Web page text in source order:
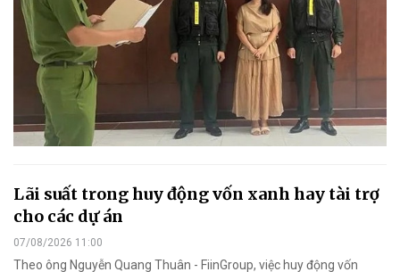
Lãi suất trong huy động vốn xanh hay tài trợ
cho các dự án
07/08/2026 11:00
Theo ông Nguyễn Quang Thuân - FiinGroup, việc huy động vốn